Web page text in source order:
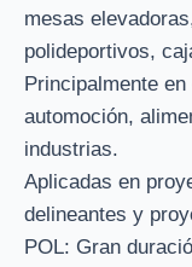
mesas
polideportivos,
Principalmente
automoción,
industrias.
Aplicadas en
delineantes y
POL: Gran